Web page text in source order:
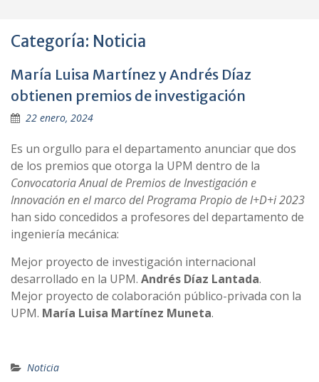
Categoría: Noticia
María Luisa Martínez y Andrés Díaz
obtienen premios de investigación
22 enero, 2024
Es un orgullo para el departamento anunciar que dos
de los premios que otorga la UPM dentro de la
Convocatoria Anual de Premios de Investigación e
Innovación en el marco del Programa Propio de I+D+i 2023
han sido concedidos a profesores del departamento de
ingeniería mecánica:
Mejor proyecto de investigación internacional
desarrollado en la UPM. Andrés Díaz Lantada.
Mejor proyecto de colaboración público-privada con la
UPM. María Luisa Martínez Muneta.
Noticia